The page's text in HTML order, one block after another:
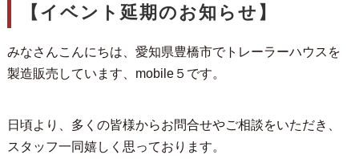
【イベント延期のお知らせ】
みなさんこんにちは、愛知県豊橋市でトレーラーハウスを
製造販売しています、mobile５です。
日頃より、多くの皆様からお問合せやご相談をいただき、
スタッフ一同嬉しく思っております。